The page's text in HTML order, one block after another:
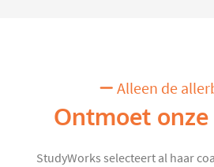
Alleen de
Ontmoet onze
StudyWorks selecteert al haar